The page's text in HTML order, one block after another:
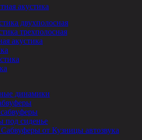
акустика
двухполосная
трехполосная
акустика
динамики
под сиденье
Сабвуферы от Кузницы автозвука